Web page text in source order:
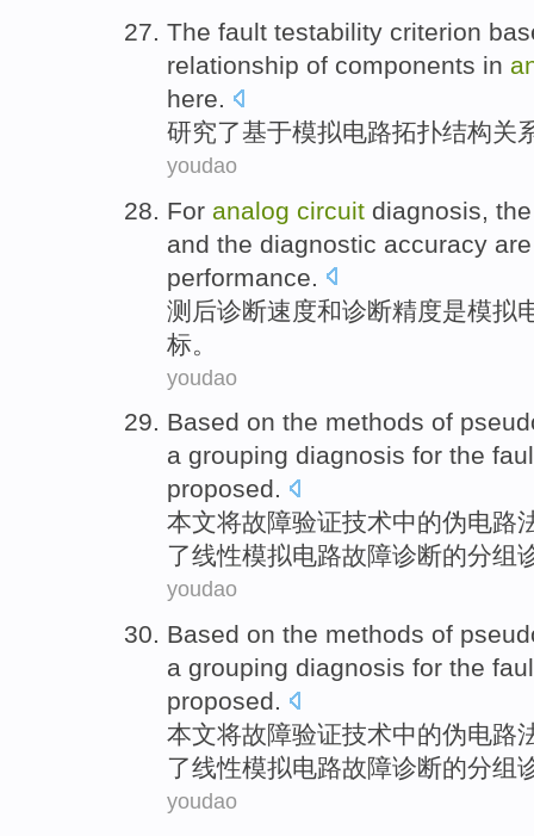
The fault testability criterion
relationship of components in
here.
研究了基于模拟电路拓扑结构关
youdao
For analog circuit diagnosis ,
and the diagnostic accuracy are
performance
测 后诊断速度和诊断精度是模拟
标。
youdao
Based on the methods of
a grouping diagnosis for the
proposed.
本文将故障验证技术中的伪电路
了线性模拟电路故障诊断的分组
youdao
Based on the methods of
a grouping diagnosis for the
proposed.
本文将故障验证技术中的伪电路
了线性模拟电路故障诊断的分组
youdao